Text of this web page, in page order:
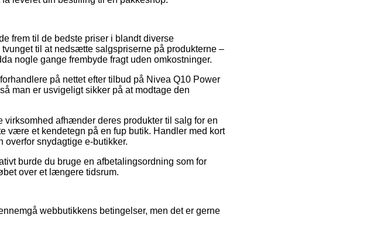
frem til de bedste priser i blandt diverse
til at nedsætte salgspriserne på produkterne –
nogle gange frembyde fragt uden omkostninger.
på nettet efter tilbud på Nivea Q10 Power
man er usvigeligt sikker på at modtage den
afhænder deres produkter til salg for en
være et kendetegn på en fup butik. Handler med kort
overfor snydagtige e-butikker.
burde du bruge en afbetalingsordning som for
over et længere tidsrum.
webbutikkens betingelser, men det er gerne